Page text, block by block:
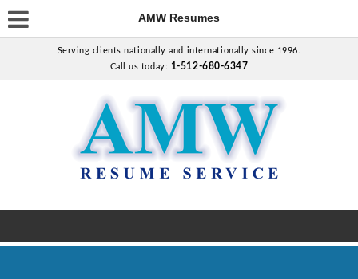
AMW Resumes
Serving clients nationally and internationally since 1996.
Call us today: 1-512-680-6347